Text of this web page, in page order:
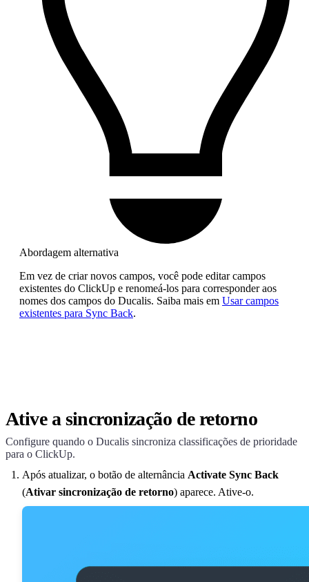
Abordagem alternativa
Em vez de criar novos campos, você pode editar campos
existentes do ClickUp e renomeá-los para corresponder aos
nomes dos campos do Ducalis. Saiba mais em Usar campos
existentes para Sync Back.
Ative a sincronização de retorno
Configure quando o Ducalis sincroniza classificações de prioridade
para o ClickUp.
Após atualizar, o botão de alternância Activate Sync Back
(Ativar sincronização de retorno) aparece. Ative-o.